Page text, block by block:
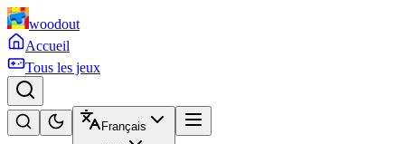
woodout
Accueil
Tous les jeux
Français